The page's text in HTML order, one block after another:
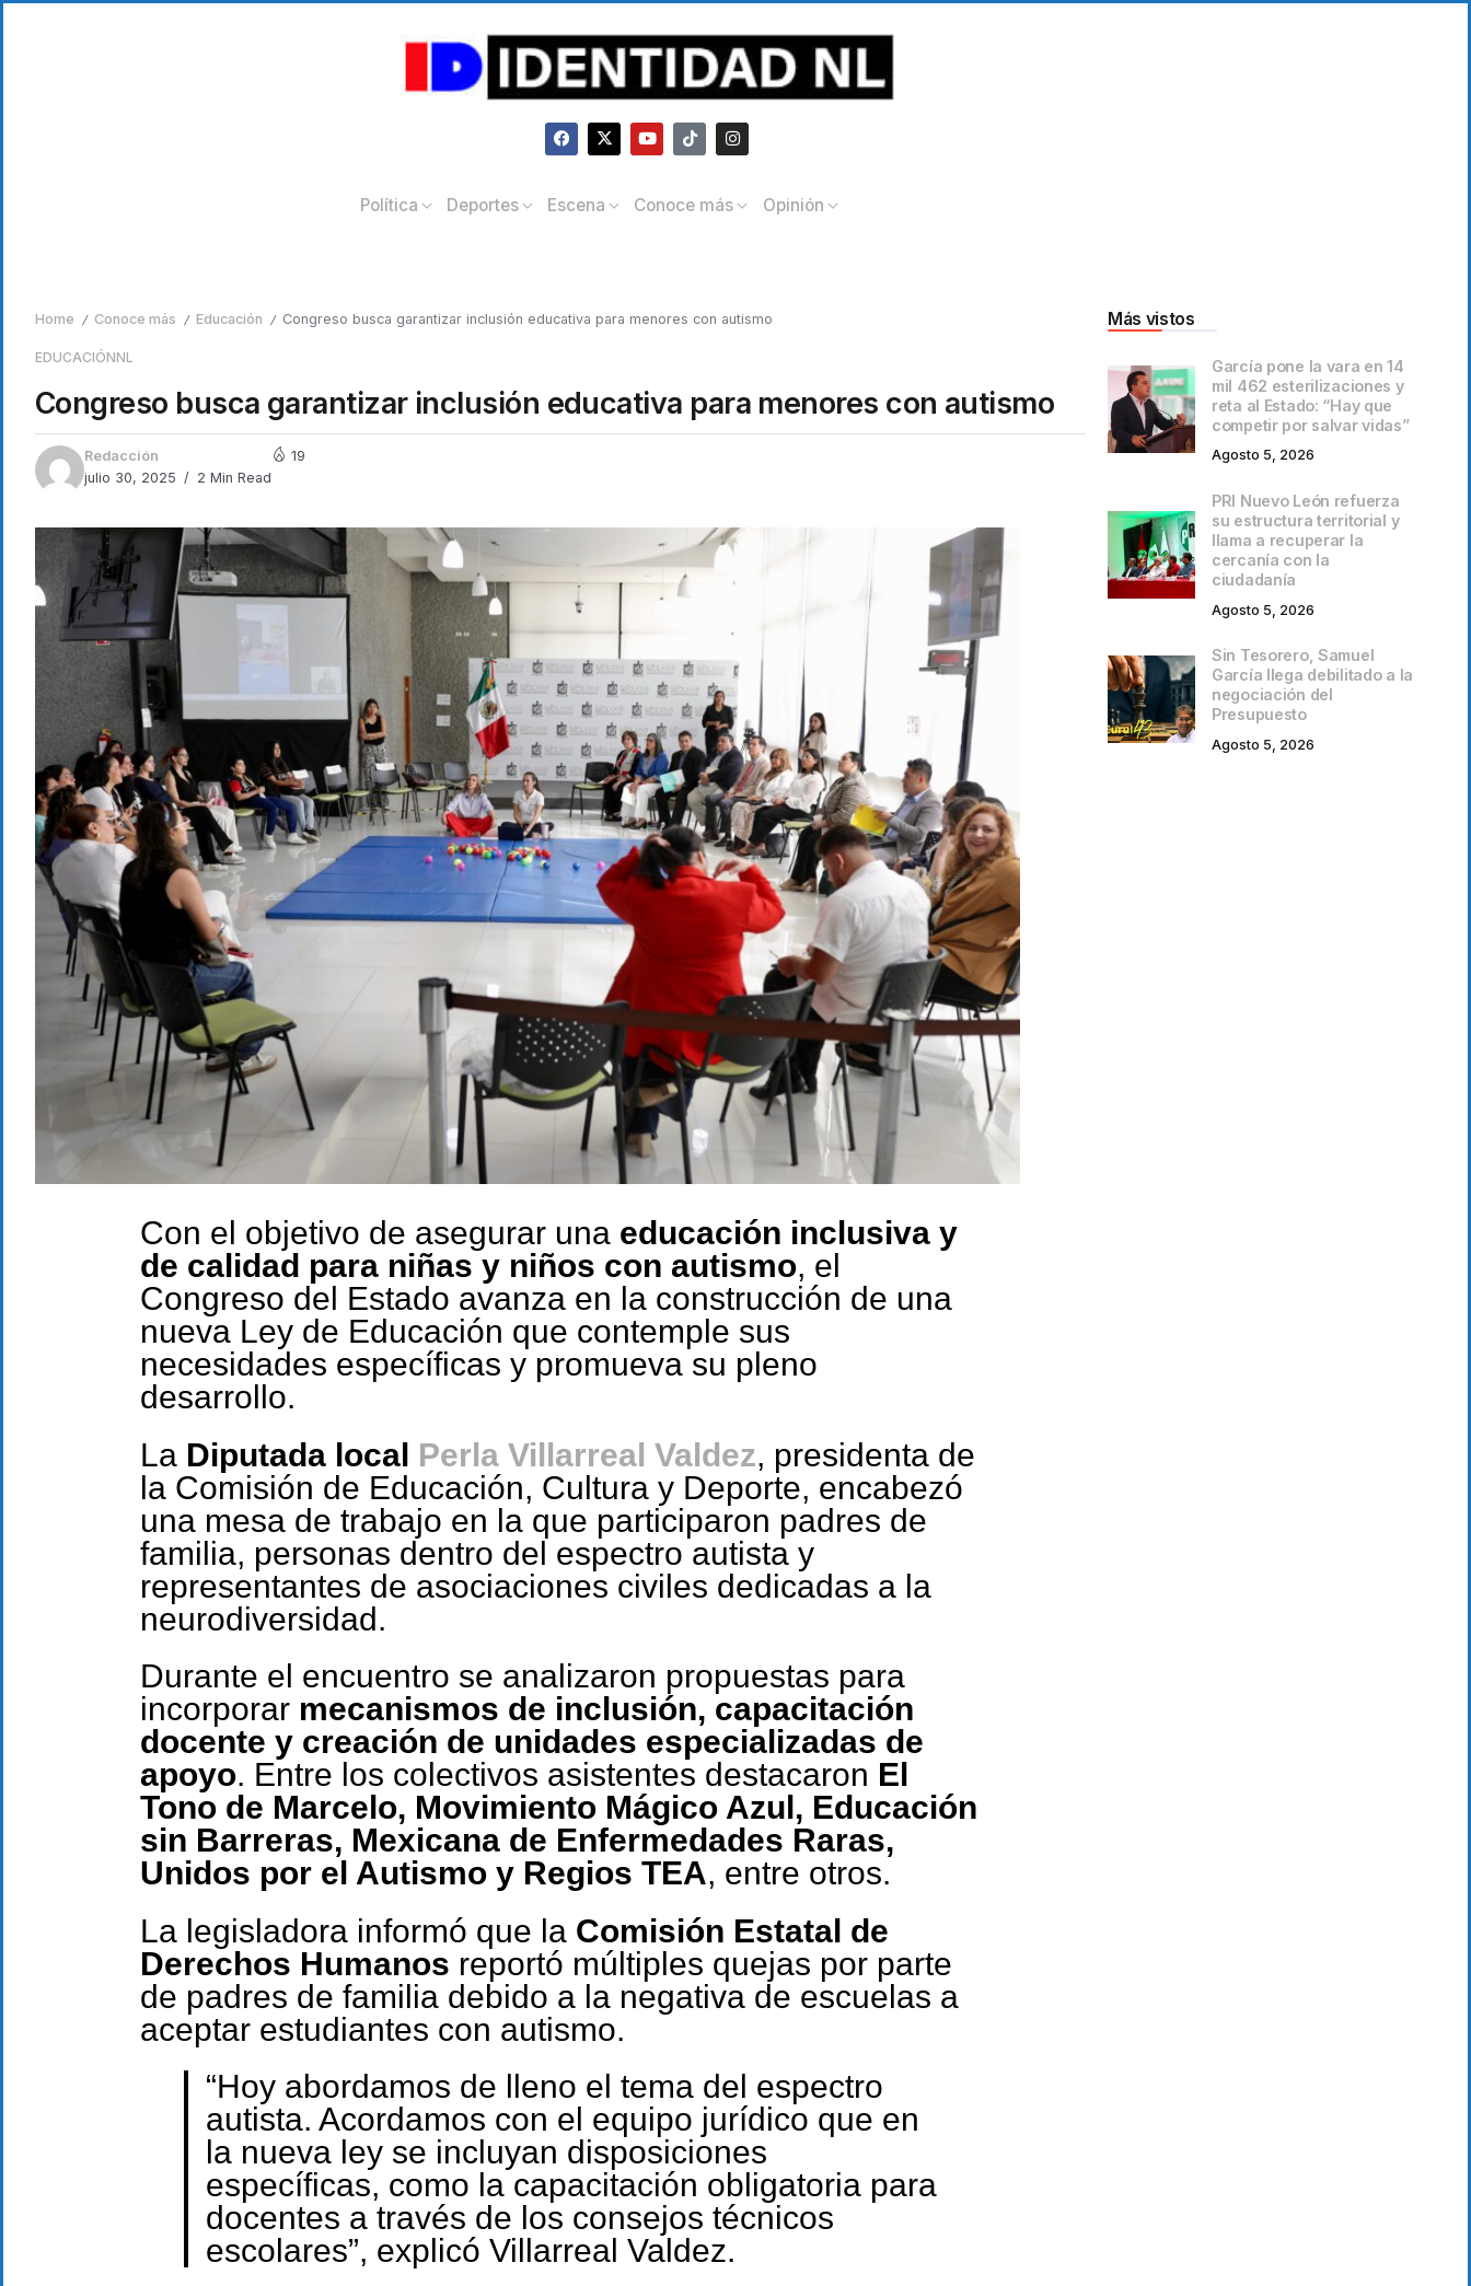
Política Deportes Escena Conoce más Opinión
Home / Conoce más / Educación / Congreso busca garantizar inclusión educativa para menores con autismo
EDUCACIÓNNL
Congreso busca garantizar inclusión educativa para menores con autismo
Redacción
julio 30, 2025
2 Min Read
19
Con el objetivo de asegurar una educación inclusiva y
de calidad para niñas y niños con autismo, el
Congreso del Estado avanza en la construcción de una
nueva Ley de Educación que contemple sus
necesidades específicas y promueva su pleno
desarrollo.
La Diputada local Perla Villarreal Valdez, presidenta de
la Comisión de Educación, Cultura y Deporte, encabezó
una mesa de trabajo en la que participaron padres de
familia, personas dentro del espectro autista y
representantes de asociaciones civiles dedicadas a la
neurodiversidad.
Durante el encuentro se analizaron propuestas para
incorporar mecanismos de inclusión, capacitación
docente y creación de unidades especializadas de
apoyo. Entre los colectivos asistentes destacaron El
Tono de Marcelo, Movimiento Mágico Azul, Educación
sin Barreras, Mexicana de Enfermedades Raras,
Unidos por el Autismo y Regios TEA, entre otros.
La legisladora informó que la Comisión Estatal de
Derechos Humanos reportó múltiples quejas por parte
de padres de familia debido a la negativa de escuelas a
aceptar estudiantes con autismo.
“Hoy abordamos de lleno el tema del espectro
autista. Acordamos con el equipo jurídico que en
la nueva ley se incluyan disposiciones
específicas, como la capacitación obligatoria para
docentes a través de los consejos técnicos
escolares”, explicó Villarreal Valdez.
Más vistos
García pone la vara en 14
mil 462 esterilizaciones y
reta al Estado: “Hay que
competir por salvar vidas”
Agosto 5, 2026
PRI Nuevo León refuerza
su estructura territorial y
llama a recuperar la
cercanía con la
ciudadanía
Agosto 5, 2026
Sin Tesorero, Samuel
García llega debilitado a la
negociación del
Presupuesto
Agosto 5, 2026